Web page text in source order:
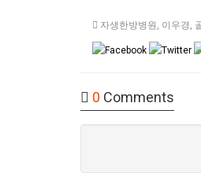
자생한방병원 , 이우경 ,
0 Comments